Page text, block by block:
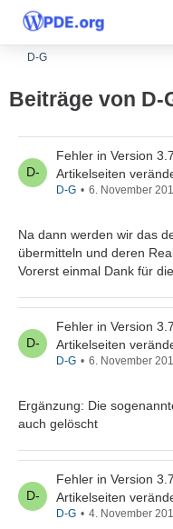
D-G
Beiträge von D-
Fehler in Version
Artikelseiten
D-G 6. November
Na dann werden wir das
übermitteln und deren
Vorerst einmal Dank für
Fehler in Version
Artikelseiten
D-G 6. November
Ergänzung: Die
auch gelöscht
Fehler in Version
Artikelseiten
D-G 4. November